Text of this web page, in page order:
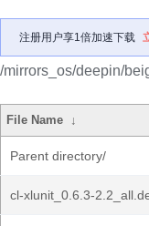
注册用户享1倍加速下载
/mirrors_os/deepin/
File Name ↓
Parent directory/
cl-xlunit_0.6.3-